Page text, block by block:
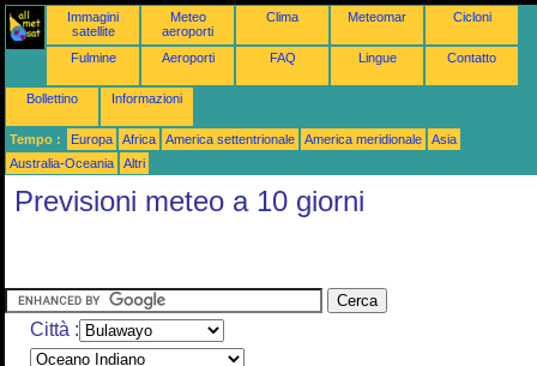
Immagini
satellite
Meteo
aeroporti
Clima Meteomar Cicloni
Fulmine Aeroporti FAQ Lingue Contatto
Bollettino Informazioni
Tempo : Europa Africa America settentrionale America meridionale
Asia
Australia-Oceania
Altri
Previsioni meteo a 10 giorni
Città :